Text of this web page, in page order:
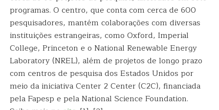
programas. O centro, que conta com cerca de 600
pesquisadores, mantém colaborações com diversas
instituições estrangeiras, como Oxford, Imperial
College, Princeton e o National Renewable Energy
Laboratory (NREL), além de projetos de longo prazo
com centros de pesquisa dos Estados Unidos por
meio da iniciativa Center 2 Center (C2C), financiada
pela Fapesp e pela National Science Foundation.